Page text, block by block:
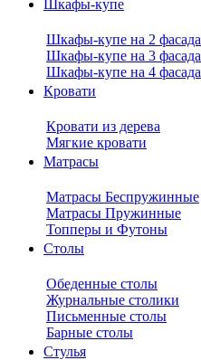
Шкафы-купе
Шкафы-купе на 2 фасада
Шкафы-купе на 3 фасада
Шкафы-купе на 4 фасада
Кровати
Кровати из дерева
Мягкие кровати
Матрасы
Матрасы Беспружинные
Матрасы Пружинные
Топперы и Футоны
Столы
Обеденные столы
Журнальные столики
Письменные столы
Барные столы
Стулья